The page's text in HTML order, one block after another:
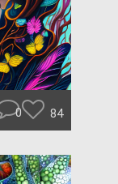
0 84